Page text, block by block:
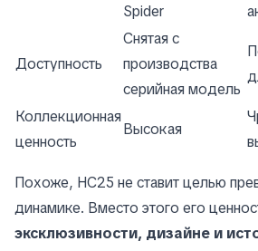
Spider
Доступность
Снятая с
производства
серийная модель
Коллекционная
ценность
Высокая
Похоже, HC25 не ставит целью
динамике. Вместо этого его
эксклюзивности, дизайне и